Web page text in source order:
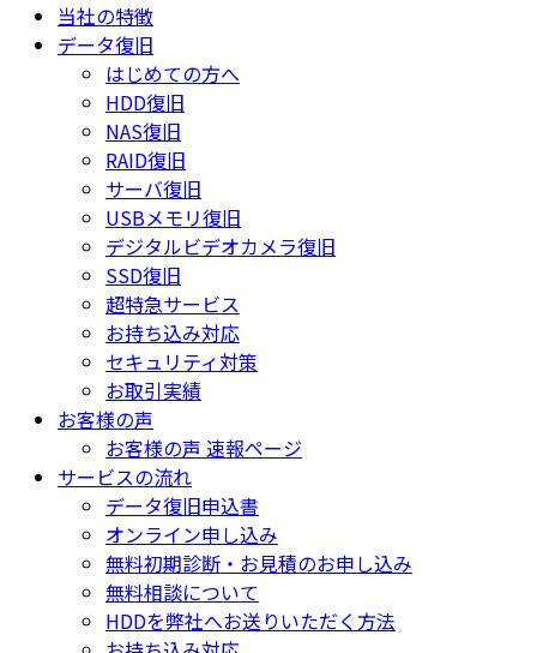
当社の特徴
データ復旧
はじめての方へ
HDD復旧
NAS復旧
RAID復旧
サーバ復旧
USBメモリ復旧
デジタルビデオカメラ復旧
SSD復旧
超特急サービス
お持ち込み対応
セキュリティ対策
お取引実績
お客様の声
お客様の声 速報ページ
サービスの流れ
データ復旧申込書
オンライン申し込み
無料初期診断・お見積のお申し込み
無料相談について
HDDを弊社へお送りいただく方法